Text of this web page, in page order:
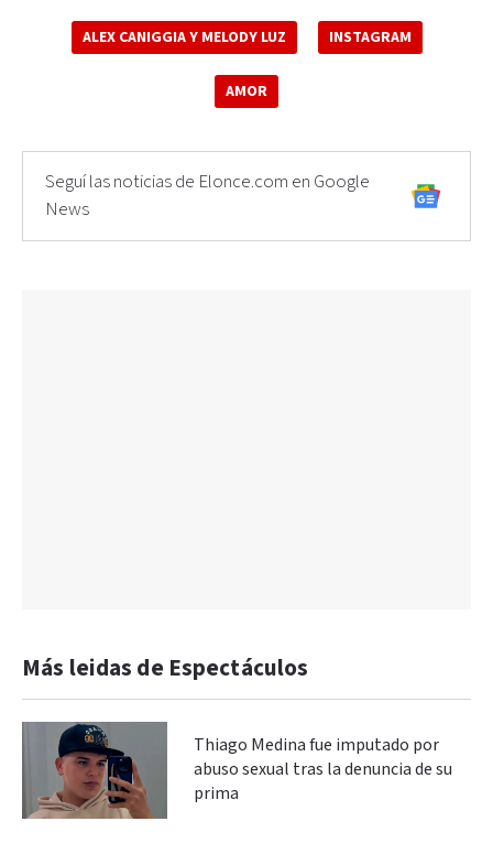
ALEX CANIGGIA Y MELODY LUZ INSTAGRAM
AMOR
Seguí las noticias de Elonce.com en Google
News
Más leidas de Espectáculos
Thiago Medina fue imputado por
abuso sexual tras la denuncia de su
prima